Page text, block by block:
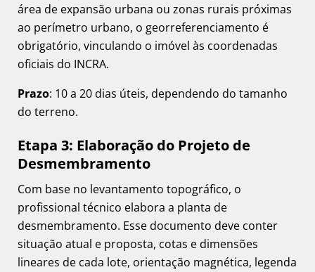
área de expansão urbana ou zonas rurais próximas
ao perímetro urbano, o georreferenciamento é
obrigatório, vinculando o imóvel às coordenadas
oficiais do INCRA.
Prazo: 10 a 20 dias úteis, dependendo do tamanho
do terreno.
Etapa 3: Elaboração do Projeto de
Desmembramento
Com base no levantamento topográfico, o
profissional técnico elabora a planta de
desmembramento. Esse documento deve conter
situação atual e proposta, cotas e dimensões
lineares de cada lote, orientação magnética, legenda